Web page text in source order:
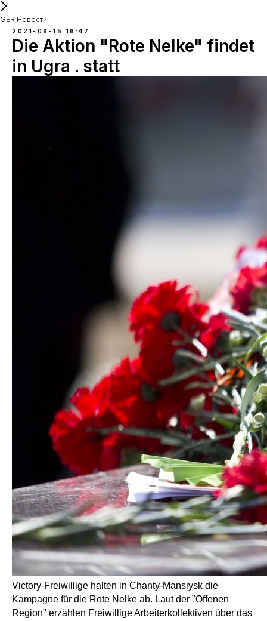
GER Новости
2021-06-15 16:47
Die Aktion "Rote Nelke" findet
in Ugra . statt
Victory-Freiwillige halten in Chanty-Mansiysk die
Kampagne für die Rote Nelke ab. Laut der "Offenen
Region" erzählen Freiwillige Arbeiterkollektiven über das